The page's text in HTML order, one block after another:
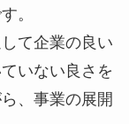
。
て企業の良い
いない良さを
、事業の展開